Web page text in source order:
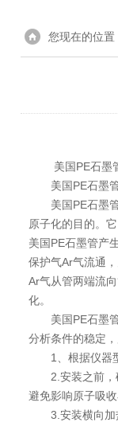
您现在的位置
美国PE石墨管
美国PE石墨管
美国PE石墨管
原子化的目的。
美国PE石墨管产
保护气Ar气流通
Ar气从管两端流
化。
美国PE石墨管
分析条件的稳定
1、根据仪器型
2.安装之前，确
避免影响原子吸
3.安装横向加热